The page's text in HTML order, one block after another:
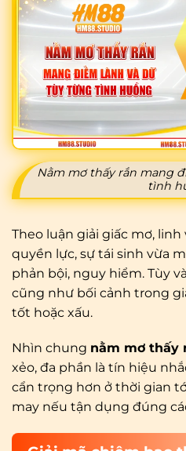
Nằm mơ thấy rắn mang
tình
Theo luận giải giấc mơ,
quyền lực, sự tái sinh vừa
phản bội, nguy hiểm. Tùy
cũng như bối cảnh trong
tốt hoặc xấu.
Nhìn chung nằm mơ thấy
xẻo, đa phần là tín hiệu
cẩn trọng hơn ở thời gian
may nếu tận dụng đúng